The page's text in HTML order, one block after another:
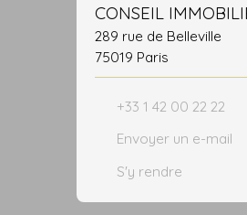
289 rue de Belleville
75019 Paris
+33 1 42 00 22 22
Envoyer un e-mail
S'y rendre